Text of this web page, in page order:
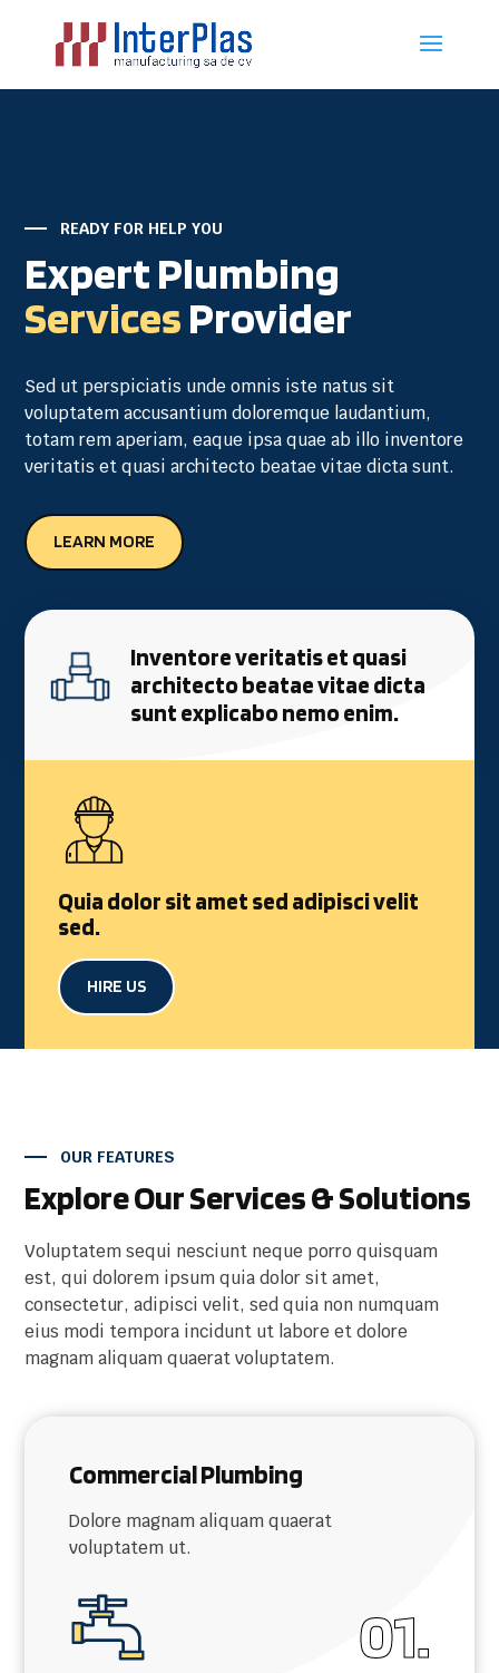
READY FOR HELP YOU
Expert Plumbing
ServicesProvider
Sed ut perspiciatis unde omnis iste natus sit
voluptatem accusantium doloremque laudantium,
totam rem aperiam, eaque ipsa quae ab illo inventore
veritatis et quasi architecto beatae vitae dicta sunt.
LEARN MORE
Inventore veritatis et quasi
architecto beatae vitae dicta
sunt explicabo nemo enim.
Quia dolor sit amet sed adipisci velit
sed.
HIRE US
OUR FEATURES
Explore Our Services & Solutions
Voluptatem sequi nesciunt neque porro quisquam
est, qui dolorem ipsum quia dolor sit amet,
consectetur, adipisci velit, sed quia non numquam
eius modi tempora incidunt ut labore et dolore
magnam aliquam quaerat voluptatem.
Commercial Plumbing
Dolore magnam aliquam quaerat
voluptatem ut.
01.